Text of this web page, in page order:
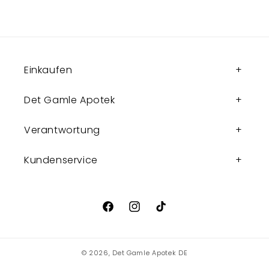
Einkaufen
Det Gamle Apotek
Verantwortung
Kundenservice
FacebookInstagram
TikTok
© 2026, Det Gamle Apotek DE